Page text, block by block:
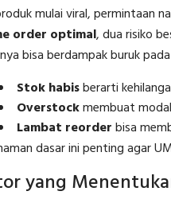
mulai viral, permintaan
order optimal, dua risiko
bisa berdampak buruk
Stok habisberarti
Overstockmembuat
Lambat reorderbisa
dasar ini penting agar
yang